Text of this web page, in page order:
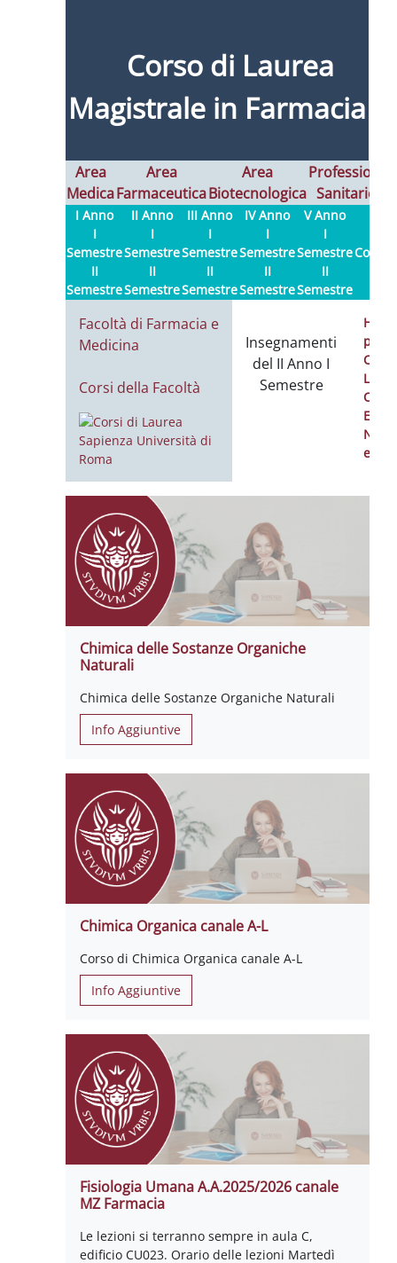
Corso di Laurea
Magistrale in Farmacia
Area
Medica
Area
Farmaceutica
Area
Biotecnologica
Professioni
Sanitarie
I Anno
I
Semestre
II
Semestre
II Anno
I
Semestre
II
Semestre
III Anno
I
Semestre
II
Semestre
IV Anno
I
Semestre
II
Semestre
V Anno
I
Semestre
II
Semestre
Facoltà di Farmacia e
Medicina
Corsi della Facoltà
Insegnamenti
del II Anno I
Semestre
page
Chimica delle Sostanze Organiche
Naturali
Chimica delle Sostanze Organiche Naturali
Info Aggiuntive
Chimica Organica canale A-L
Corso di Chimica Organica canale A-L
Info Aggiuntive
Fisiologia Umana A.A.2025/2026 canale
MZ Farmacia
Le lezioni si terranno sempre in aula C,
edificio CU023. Orario delle lezioni Martedì